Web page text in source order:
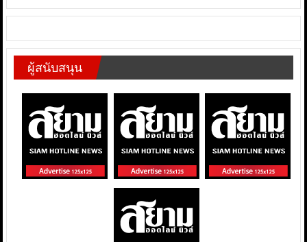
ผู้สนับสนุน